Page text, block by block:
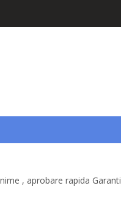
, aprobare rapida